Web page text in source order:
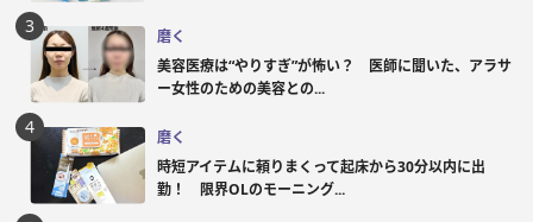
磨く
美容医療は“やりすぎ”が怖い？ 医師に聞いた、アラサ
ー女性のための美容との...
磨く
時短アイテムに頼りまくって起床から30分以内に出
勤！ 限界OLのモーニング...